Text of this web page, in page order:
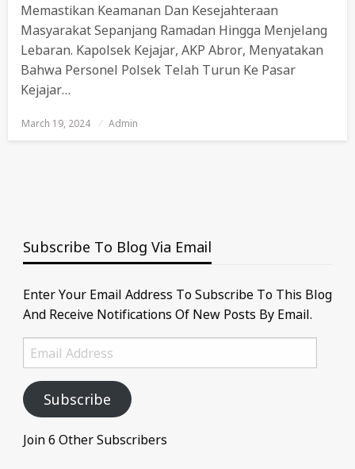
Memastikan Keamanan Dan Kesejahteraan
Masyarakat Sepanjang Ramadan Hingga Menjelang
Lebaran. Kapolsek Kejajar, AKP Abror, Menyatakan
Bahwa Personel Polsek Telah Turun Ke Pasar
Kejajar…
Posted
March 19, 2024 Admin
Subscribe To Blog Via Email
Enter Your Email Address To Subscribe To This Blog
And Receive Notifications Of New Posts By Email.
Email
Address
Subscribe
Join 6 Other Subscribers